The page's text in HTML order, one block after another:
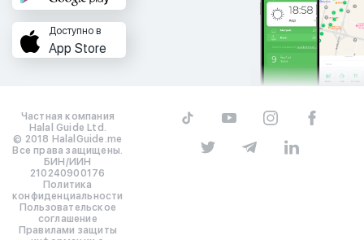
Доступно в
App Store
Частная компания
Halal Guide Ltd.
© 2018 HalalGuide.me
Все права защищены.
БИН/ИИН
210240900176
Политика
конфиденциальности
Пользовательское
соглашение
Правилами защиты